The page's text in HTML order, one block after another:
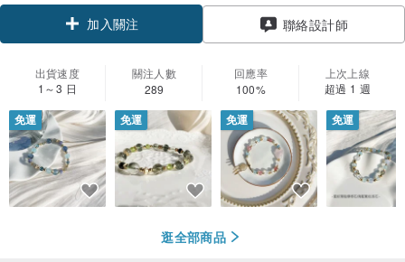
加入關注 聯絡設計師
出貨速度
1～3 日
關注人數
289
回應率
100%
上次上線
超過 1 週
免運 免運 免運 免運
逛全部商品